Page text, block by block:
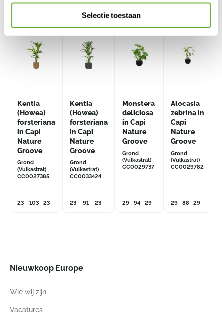
Selectie toestaan
Kentia
(Howea)
forsteriana
in Capi
Nature
Groove
Grond
(Vulkastrat)
CC0027385
23 103 23
Kentia
(Howea)
forsteriana
in Capi
Nature
Groove
Grond
(Vulkastrat)
CC0033424
23 91 23
Monstera
deliciosa
in Capi
Nature
Groove
Grond
(Vulkastrat)
CC0029737
29 94 29
Alocasia
zebrina in
Capi
Nature
Groove
Grond
(Vulkastrat)
CC0029782
29 88 29
Nieuwkoop Europe
Wie wij zijn
Vacatures